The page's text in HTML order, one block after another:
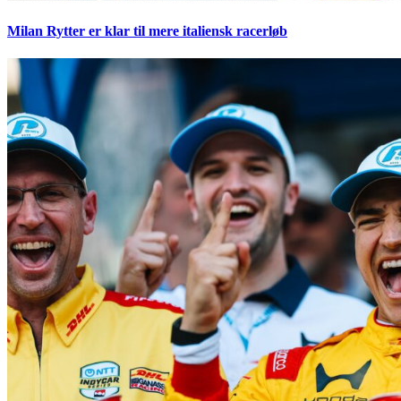
Milan Rytter er klar til mere italiensk racerløb